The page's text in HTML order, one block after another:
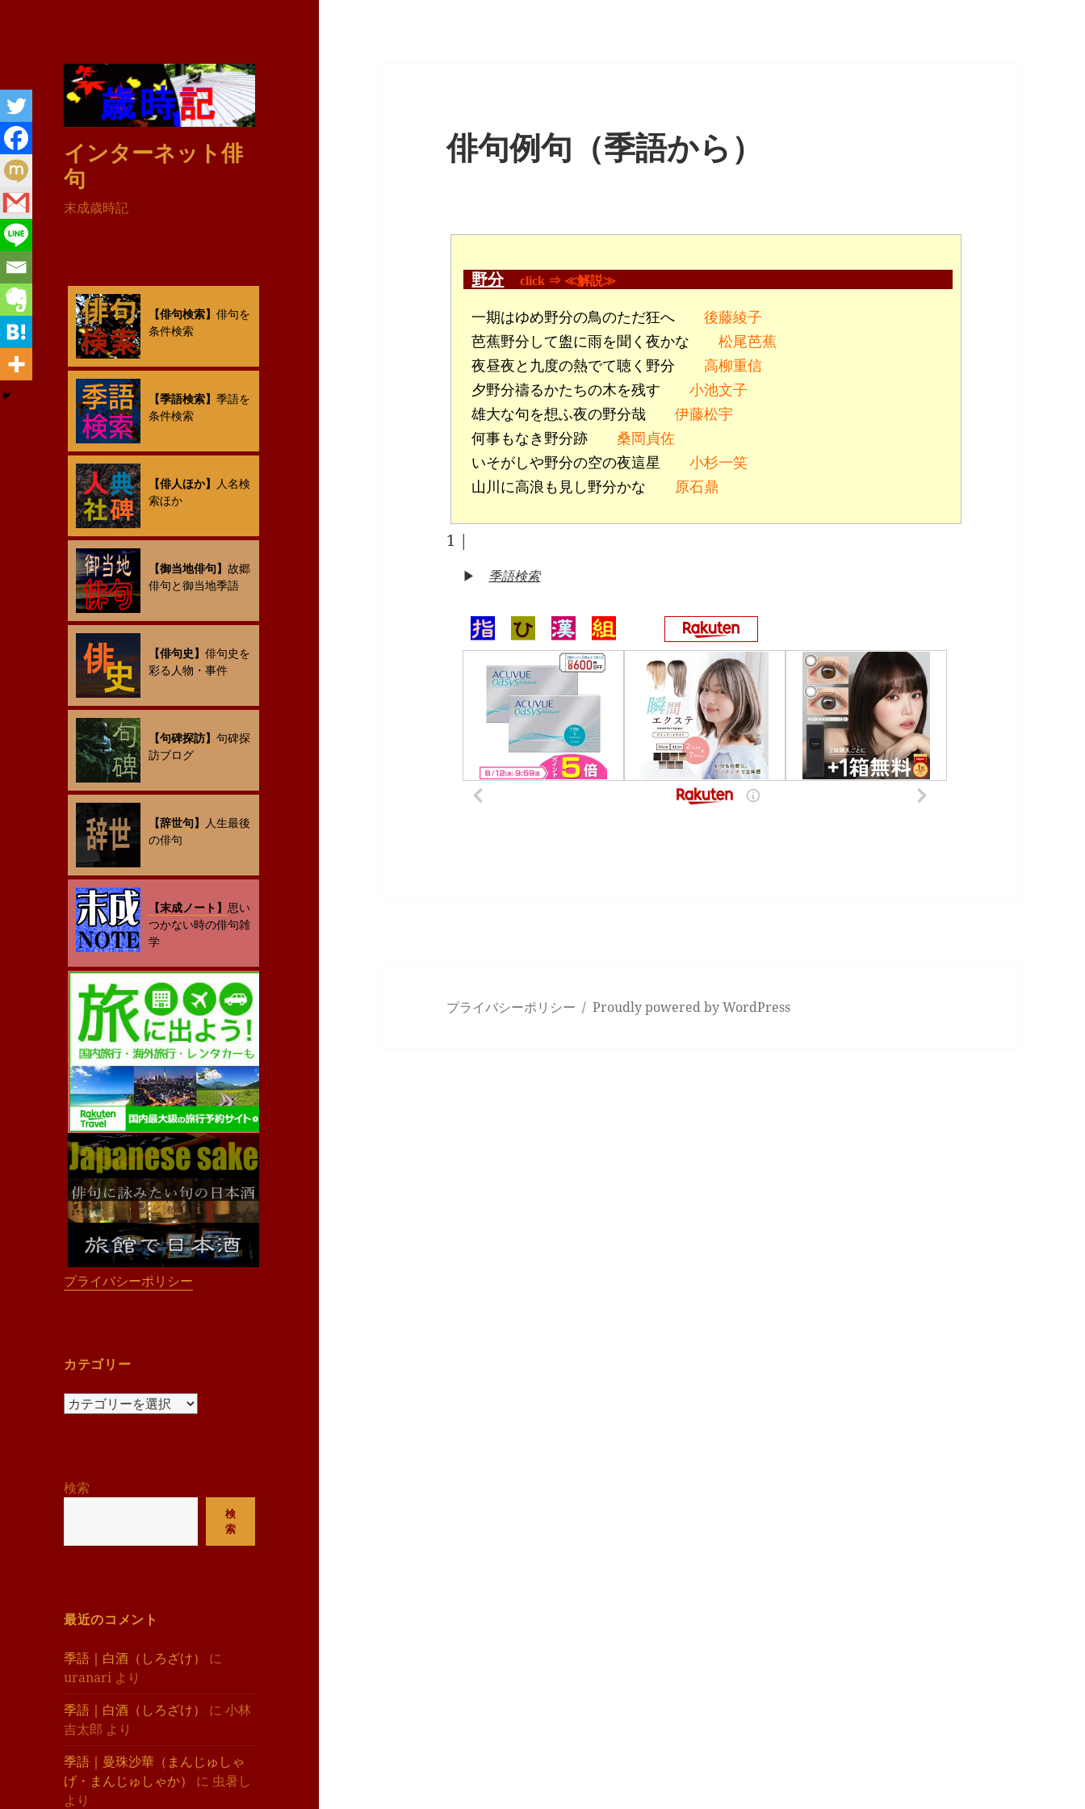
インターネット俳
句
末成歳時記
【俳句検索】俳句を
条件検索
【季語検索】季語を
条件検索
【俳人ほか】 人名検
索ほか
【御当地俳句】故郷
俳句と御当地季語
【俳句史】俳句史を
彩る人物・事件
【句碑探訪】句碑探
訪ブログ
【辞世句】 人生最後
の俳句
【末成ノート】 思い
つかない時の俳句雑
学
プライバシーポリシー
カテゴリー
カ
ー
検索
検
索
最近のコメント
季語｜白酒（しろざけ）
に
uranari より
季語｜白酒（しろざけ）
に小林
吉太郎 より
季語｜曼珠沙華（まんじゅしゃ
げ・まんじゅしゃか）
に 虫暑し
より
俳句例句（季語から）
野分 click ⇒ ≪解説≫
一期はゆめ野分の鳥のただ狂へ後藤綾子
芭蕉野分して盥に雨を聞く夜かな松尾芭蕉
夜昼夜と九度の熱でて聴く野分 高柳重信
夕野分禱るかたちの木を残す小池文子
雄大な句を想ふ夜の野分哉伊藤松宇
何事もなき野分跡桑岡貞佐
いそがしや野分の空の夜這星小杉一笑
山川に高浪も見し野分かな 原石鼎
1 |
▶ 季語検索
プライバシーポリシー Proudly powered by WordPress